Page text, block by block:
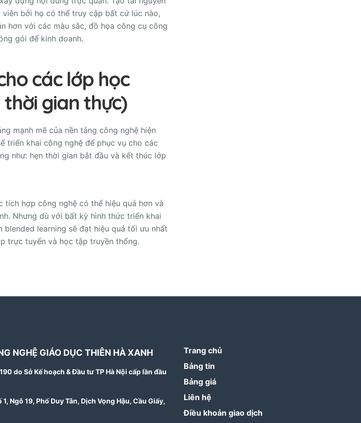
bởi họ có thể truy cập bất cứ lúc nào,
hơn với các màu sắc, đồ họa công cụ công
gói để kinh doanh.
các lớp học
gian thực)
mạnh mẽ của nền tảng công nghệ hiện
triển khai công nghệ để phục vụ cho các
như: hẹn thời gian bắt đầu và kết thúc lớp
hợp công nghệ có thể hiệu quả hơn và
Nhưng dù với bất kỳ hình thức triển khai
learning sẽ đạt hiệu quả tối ưu nhất
trực tuyến và học tập truyền thống.
NGHỆ GIÁO DỤC THIÊN HÀ XANH
do Sở Kế hoạch & Đầu tư TP Hà Nội cấp lần đầu
Ngõ 19, Phố Duy Tân, Dịch Vọng Hậu, Cầu Giấy,
Trang chủ
Bảng tin
Bảng giá
Liên hệ
Điều khoản giao dịch